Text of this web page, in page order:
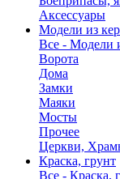
Аксессуары
Модели из
Все - Модели
Ворота
Дома
Замки
Маяки
Мосты
Прочее
Церкви,
Краска, грунт
Все - Краска,